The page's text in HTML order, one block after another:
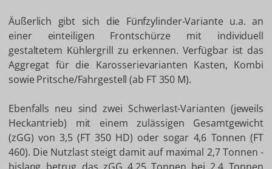
Äußerlich gibt sich die Fünfzylinder-Variante u.a. an
einer einteiligen Frontschürze mit individuell
gestaltetem Kühlergrill zu erkennen. Verfügbar ist das
Aggregat für die Karosserievarianten Kasten, Kombi
sowie Pritsche/Fahrgestell (ab FT 350 M).
Ebenfalls neu sind zwei Schwerlast-Varianten (jeweils
Heckantrieb) mit einem zulässigen Gesamtgewicht
(zGG) von 3,5 (FT 350 HD) oder sogar 4,6 Tonnen (FT
460). Die Nutzlast steigt damit auf maximal 2,7 Tonnen -